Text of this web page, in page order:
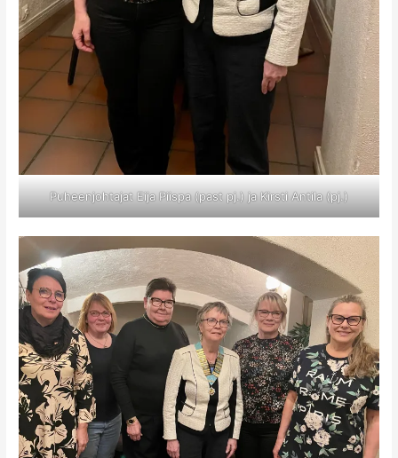
Puheenjohtajat Eija Piispa (past pj.) ja Kirsti Antila (pj.)